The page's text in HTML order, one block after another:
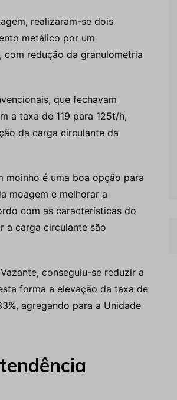
realizaram-se dois
metálico por um
com redução da granulometria
que fechavam
a taxa de 119 para 125t/h,
da carga circulante da
é uma boa opção para
moagem e melhorar a
com as características do
a carga circulante são
conseguiu-se reduzir a
forma a elevação da taxa de
agregando para a Unidade